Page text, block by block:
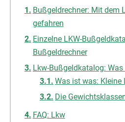
Bußgeldrechner: Mit dem
gefahren
Einzelne LKW-
Bußgeldrechner
Lkw-Bußgeldkatalog:
Was ist was: Kleine
Die
FAQ: Lkw